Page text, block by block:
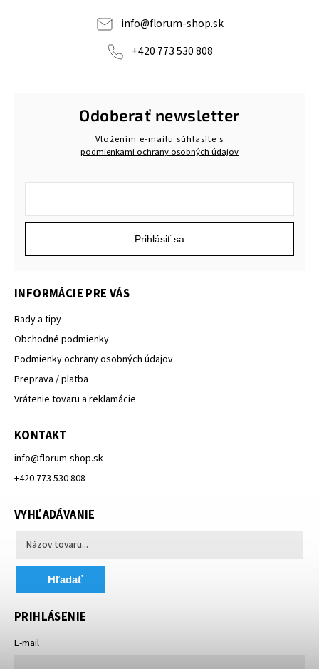
info@florum-shop.sk
+420 773 530 808
Odoberať newsletter
Vložením e-mailu súhlasíte s
podmienkami ochrany osobných údajov
Prihlásiť sa
INFORMÁCIE PRE VÁS
Rady a tipy
Obchodné podmienky
Podmienky ochrany osobných údajov
Preprava / platba
Vrátenie tovaru a reklamácie
KONTAKT
info@florum-shop.sk
+420 773 530 808
VYHĽADÁVANIE
Hľadať
PRIHLÁSENIE
E-mail